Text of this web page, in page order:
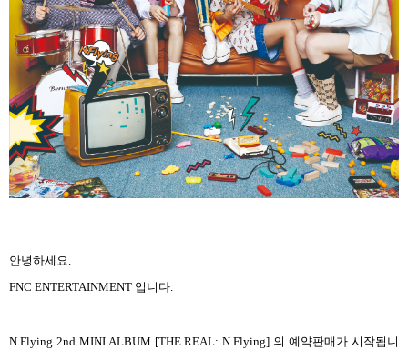
안녕하세요
FNC ENTERTAINMENT 입니다.
N.Flying 2nd MINI ALBUM [THE REAL: N.Flying] 의 예약판매가 시작됩니